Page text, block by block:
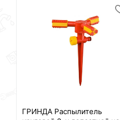
ГРИНДА Распылитель